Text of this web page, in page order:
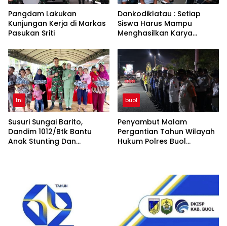
Pangdam Lakukan
Kunjungan Kerja di Markas
Pasukan Sriti
Dankodiklatau : Setiap
Siswa Harus Mampu
Menghasilkan Karya
Intelektual
tni
Susuri Sungai Barito,
Dandim 1012/Btk Bantu
Anak Stunting Dan
buol
Penyambut Malam
Pergantian Tahun Wilayah
Hukum Polres Buol